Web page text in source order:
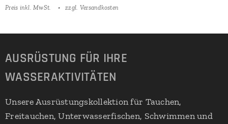
Preis inkl. MwSt. zzgl. Versandkosten
AUSRÜSTUNG FÜR IHRE
WASSERAKTIVITÄTEN
Unsere Ausrüstungskollektion für Tauchen,
Freitauchen, Unterwasserfischen, Schwimmen und